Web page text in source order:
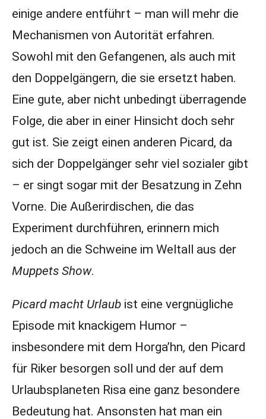
einige andere entführt – man will mehr die
Mechanismen von Autorität erfahren.
Sowohl mit den Gefangenen, als auch mit
den Doppelgängern, die sie ersetzt haben.
Eine gute, aber nicht unbedingt überragende
Folge, die aber in einer Hinsicht doch sehr
gut ist. Sie zeigt einen anderen Picard, da
sich der Doppelgänger sehr viel sozialer gibt
– er singt sogar mit der Besatzung in Zehn
Vorne. Die Außerirdischen, die das
Experiment durchführen, erinnern mich
jedoch an die Schweine im Weltall aus der
Muppets Show.
Picard macht Urlaubist eine vergnügliche
Episode mit knackigem Humor –
insbesondere mit dem Horga’hn, den Picard
für Riker besorgen soll und der auf dem
Urlaubsplaneten Risa eine ganz besondere
Bedeutung hat. Ansonsten hat man ein